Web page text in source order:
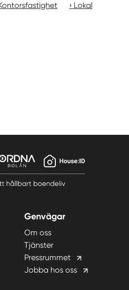
Lokal
Genvägar
Om oss
Tjänster
Pressrummet
Jobba hos oss